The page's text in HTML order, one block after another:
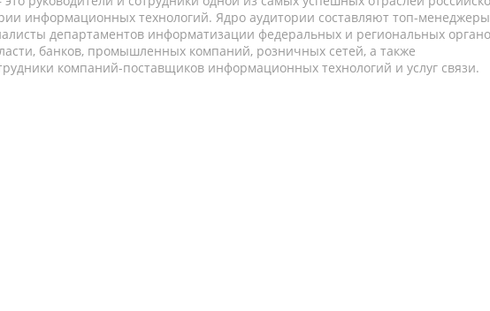
информационных технологий. Ядро аудитории составляют топ-
департаментов информатизации федеральных и региональных
банков, промышленных компаний, розничных сетей, а также
компаний-поставщиков информационных технологий и услуг связи.